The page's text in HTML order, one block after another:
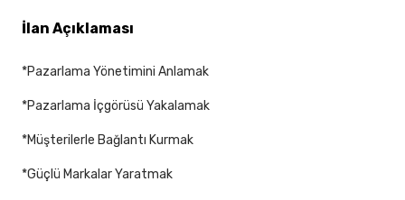
İlan Açıklaması
*Pazarlama Yönetimini Anlamak
*Pazarlama İçgörüsü Yakalamak
*Müşterilerle Bağlantı Kurmak
*Güçlü Markalar Yaratmak